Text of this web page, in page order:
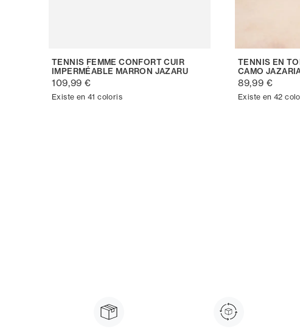
TENNIS FEMME CONFORT CUIR
IMPERMÉABLE MARRON JAZARU
109,99 €
Existe en 41 coloris
TENNIS EN
CAMO
89,99 €
Existe en 42